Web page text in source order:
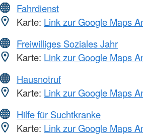
Fahrdienst
Karte: Link zur Google Maps
Freiwilliges Soziales Jahr
Karte: Link zur Google Maps
Hausnotruf
Karte: Link zur Google Maps
Hilfe für Suchtkranke
Karte: Link zur Google Maps